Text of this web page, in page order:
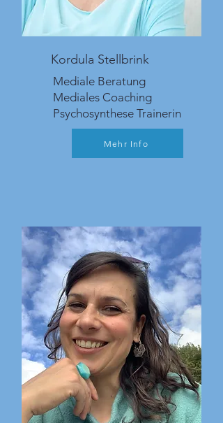
Kordula Stellbrink
Mediale Beratung
Mediales Coaching
Psychosynthese Trainerin
Mehr Info